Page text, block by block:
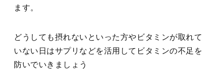
ます。
どうしても摂れないといった方やビタミンが取れて
いない日はサプリなどを活用してビタミンの不足を
防いでいきましょう